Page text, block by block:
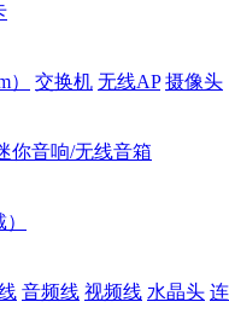
） 交换机 无线AP 摄像头
你音响/无线音箱
音频线 视频线 水晶头